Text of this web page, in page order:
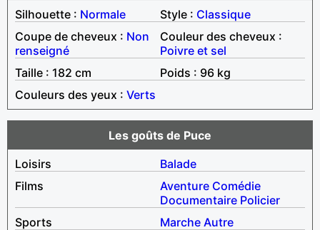
Silhouette : Normale Style : Classique
Coupe de cheveux : Non
renseigné
Couleur des cheveux :
Poivre et sel
Taille : 182 cm
Poids : 96 kg
Couleurs des yeux : Verts
Les goûts de Puce
Loisirs
Balade
Films
Aventure Comédie
Documentaire Policier
Sports
Marche Autre